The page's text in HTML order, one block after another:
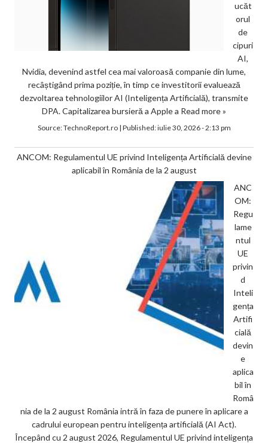
ucăt
orul
de
cipuri
AI,
Nvidia, devenind astfel cea mai valoroasă companie din lume,
recâștigând prima poziție, în timp ce investitorii evaluează
dezvoltarea tehnologiilor AI (Inteligența Artificială), transmite
DPA. Capitalizarea bursieră a Apple a Read more »
Source:TechnoReport.ro| Published:iulie 30, 2026 - 2:13 pm
ANCOM: Regulamentul UE privind Inteligența Artificială devine
aplicabil în România de la 2 august
ANC
OM:
Regu
lame
ntul
UE
privin
d
Inteli
gența
Artifi
cială
devin
e
aplica
bil în
Româ
nia de la 2 august România intră în faza de punere în aplicare a
cadrului european pentru inteligența artificială (AI Act).
Începând cu 2 august 2026, Regulamentul UE privind inteligența